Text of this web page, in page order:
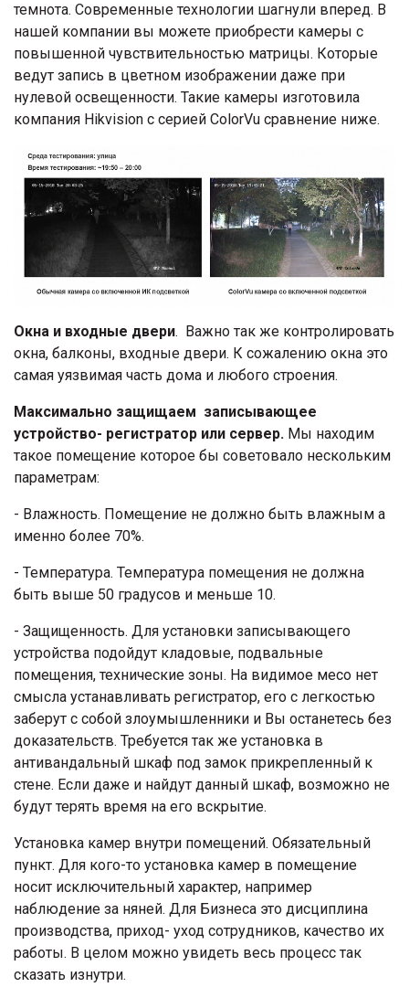
темнота. Современные технологии шагнули вперед. В
нашей компании вы можете приобрести камеры с
повышенной чувствительностью матрицы. Которые
ведут запись в цветном изображении даже при
нулевой освещенности. Такие камеры изготовила
компания Hikvision с серией ColorVu сравнение ниже.
Окна и входные двери. Важно так же контролировать
окна, балконы, входные двери. К сожалению окна это
самая уязвимая часть дома и любого строения.
Максимально защищаем записывающее
устройство- регистратор или сервер. Мы находим
такое помещение которое бы советовало нескольким
параметрам:
- Влажность. Помещение не должно быть влажным а
именно более 70%.
- Температура. Температура помещения не должна
быть выше 50 градусов и меньше 10.
- Защищенность. Для установки записывающего
устройства подойдут кладовые, подвальные
помещения, технические зоны. На видимое месо нет
смысла устанавливать регистратор, его с легкостью
заберут с собой злоумышленники и Вы останетесь без
доказательств. Требуется так же установка в
антивандальный шкаф под замок прикрепленный к
стене. Если даже и найдут данный шкаф, возможно не
будут терять время на его вскрытие.
Установка камер внутри помещений. Обязательный
пункт. Для кого-то установка камер в помещение
носит исключительный характер, например
наблюдение за няней. Для Бизнеса это дисциплина
производства, приход- уход сотрудников, качество их
работы. В целом можно увидеть весь процесс так
сказать изнутри.